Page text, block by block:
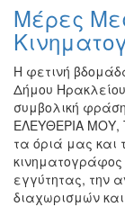
για
Παιδιά
Άλλες
ΤΟΠΟΣ
Mέρες
Η φετινή
Δήμου
συμβολική
ΕΛΕΥΘΕΡΙΑ ΜΟΥ,
τα όριά μας και
εγγύτητας, την
διαχωρισμών